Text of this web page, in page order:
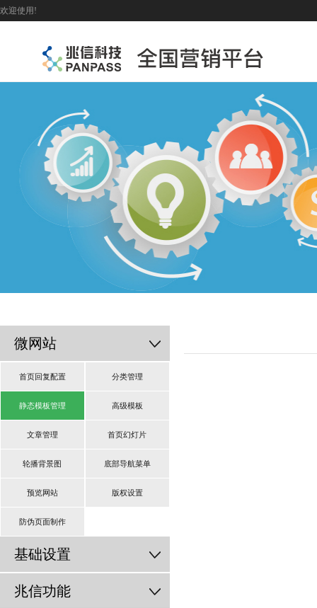
欢迎使用!
微网站
首页回复配置 分类管理
静态模板管理 高级模板
文章管理 首页幻灯片
轮播背景图 底部导航菜单
预览网站 版权设置
防伪页面制作
基础设置
兆信功能